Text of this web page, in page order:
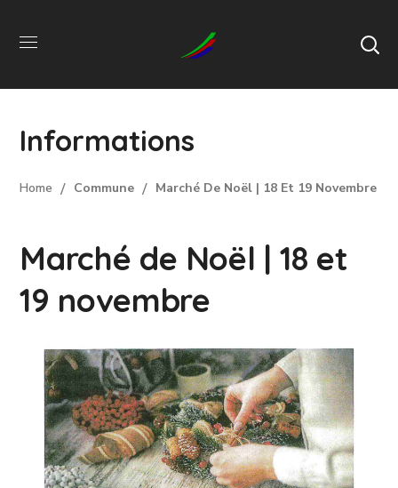
Informations
Home Commune Marché De Noël | 18 Et 19 Novembre
Marché de Noël | 18 et
19 novembre